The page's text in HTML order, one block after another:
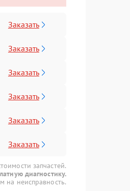
Заказать
Заказать
Заказать
Заказать
Заказать
Заказать
запчастей.
диагностику.
на неисправность.